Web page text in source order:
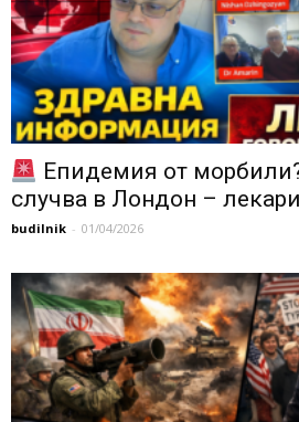
Епидемия от
случва в Лондон –
budilnik - 01/04/2026